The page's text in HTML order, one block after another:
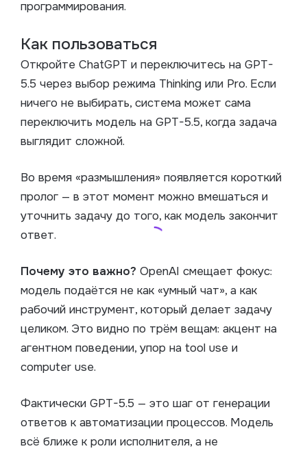
программирования.
Как пользоваться
Откройте ChatGPT и переключитесь на GPT-
5.5 через выбор режима Thinking или Pro. Если
ничего не выбирать, система может сама
переключить модель на GPT-5.5, когда задача
выглядит сложной.
Во время «размышления» появляется короткий
пролог — в этот момент можно вмешаться и
уточнить задачу до того, как модель закончит
ответ.
Почему это важно? OpenAI смещает фокус:
модель подаётся не как «умный чат», а как
рабочий инструмент, который делает задачу
целиком. Это видно по трём вещам: акцент на
агентном поведении, упор на tool use и
computer use.
Фактически GPT-5.5 — это шаг от генерации
ответов к автоматизации процессов. Модель
всё ближе к роли исполнителя, а не